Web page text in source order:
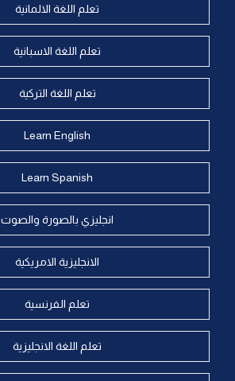
تعلم اللغة الالمانية
تعلم اللغة الاسبانية
تعلم اللغة التركية
Learn English
Learn Spanish
انجليزي بالصورة والصوت
الانجليزية الامريكية
تعلم الفرنسية
تعلم اللغة الانجليزية